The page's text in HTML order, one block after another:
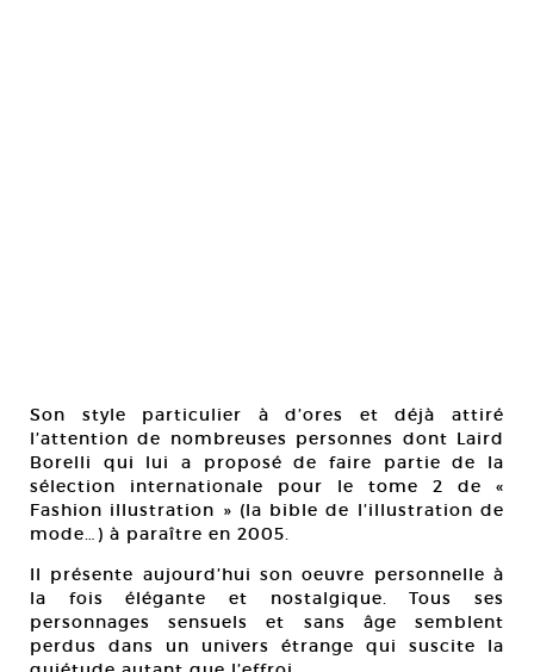
Son style particulier à d’ores et déjà attiré
l’attention de nombreuses personnes dont Laird
Borelli qui lui a proposé de faire partie de la
sélection internationale pour le tome 2 de «
Fashion illustration » (la bible de l’illustration de
mode…) à paraître en 2005.
Il présente aujourd’hui son oeuvre personnelle à
la fois élégante et nostalgique. Tous ses
personnages sensuels et sans âge semblent
perdus dans un univers étrange qui suscite la